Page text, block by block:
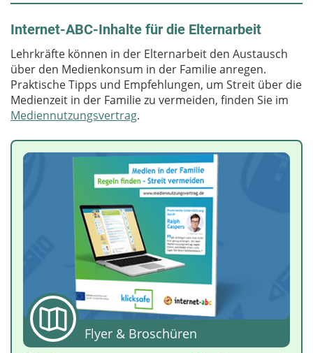
Internet-ABC-Inhalte für die Elternarbeit
Lehrkräfte können in der Elternarbeit den Austausch
über den Medienkonsum in der Familie anregen.
Praktische Tipps und Empfehlungen, um Streit über die
Medienzeit in der Familie zu vermeiden, finden Sie im
Mediennutzungsvertrag.
Flyer & Broschüren